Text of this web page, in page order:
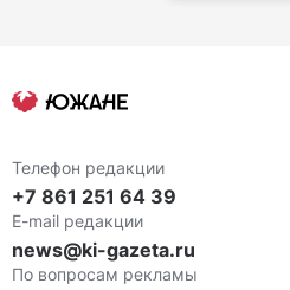
Телефон редакции
+7 861 251 64 39
E-mail редакции
news@ki-gazeta.ru
По вопросам рекламы